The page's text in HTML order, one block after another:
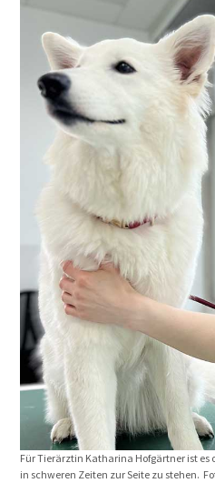
Für Tierärztin Katharina Hofgärtner ist
in schweren Zeiten zur Seite zu stehen.